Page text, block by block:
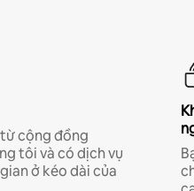
cộng đồng
tôi và có dịch vụ
ở kéo dài của